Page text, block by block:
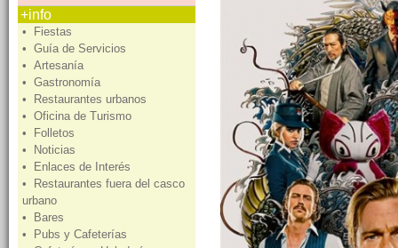
+info
• Fiestas
• Guía de Servicios
• Artesanía
• Gastronomía
• Restaurantes urbanos
• Oficina de Turismo
• Folletos
• Noticias
• Enlaces de Interés
• Restaurantes fuera del casco
urbano
• Bares
• Pubs y Cafeterías